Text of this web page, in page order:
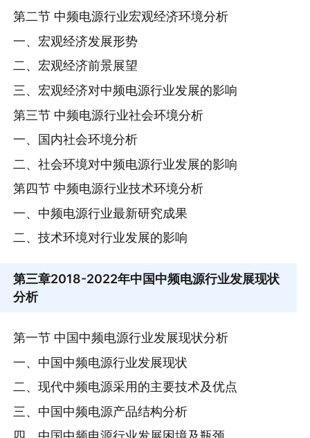
第二节 中频电源行业宏观经济环境分析
一、宏观经济发展形势
二、宏观经济前景展望
三、宏观经济对中频电源行业发展的影响
第三节 中频电源行业社会环境分析
一、国内社会环境分析
二、社会环境对中频电源行业发展的影响
第四节 中频电源行业技术环境分析
一、中频电源行业最新研究成果
二、技术环境对行业发展的影响
第三章2018-2022年中国中频电源行业发展现状
分析
第一节 中国中频电源行业发展现状分析
一、中国中频电源行业发展现状
二、现代中频电源采用的主要技术及优点
三、中国中频电源产品结构分析